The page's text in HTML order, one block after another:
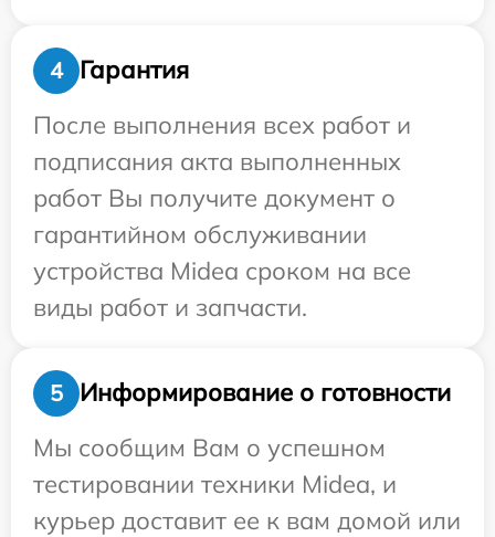
4
Гарантия
После выполнения всех работ и
подписания акта выполненных
работ Вы получите документ о
гарантийном обслуживании
устройства Midea сроком на все
виды работ и запчасти.
5
Информирование о готовности
Мы сообщим Вам о успешном
тестировании техники Midea, и
курьер доставит ее к вам домой или